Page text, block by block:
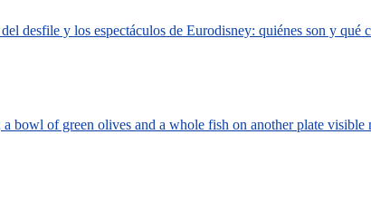
desfile y los espectáculos de Eurodisney: quiénes son y qué